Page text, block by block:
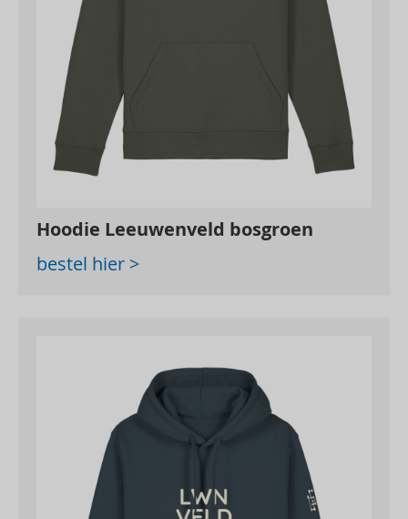
Hoodie Leeuwenveld bosgroen
bestel hier >